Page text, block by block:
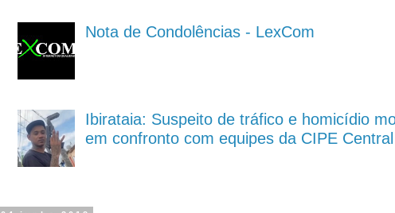
Nota de Condolências - LexCom
Ibirataia: Suspeito de tráfico e homicídio
em confronto com equipes da CIPE Central